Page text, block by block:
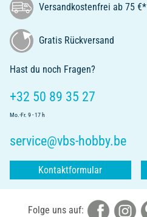
Versandkostenfrei ab 75 €*
Gratis Rückversand
Hast du noch Fragen?
+32 50 89 35 27
Mo.-Fr. 9 - 17 h
service@vbs-hobby.be
Kontaktformular
Folge uns auf: